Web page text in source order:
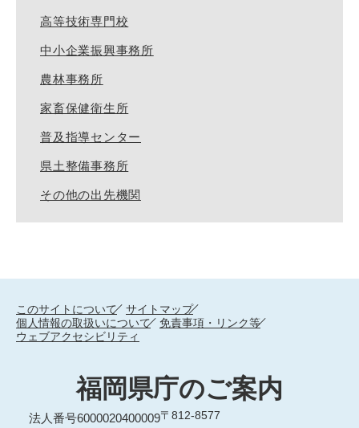
高等技術専門校
中小企業振興事務所
農林事務所
家畜保健衛生所
普及指導センター
県土整備事務所
その他の出先機関
このサイトについて
サイトマップ
個人情報の取扱いについて
免責事項・リンク等
ウェブアクセシビリティ
福岡県庁のご案内
法人番号6000020400009〒812-8577